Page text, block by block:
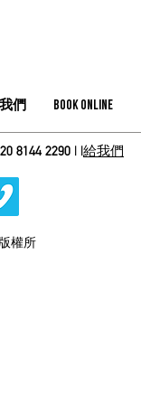
們 Book Online
8144 2290 | |給我們
權所